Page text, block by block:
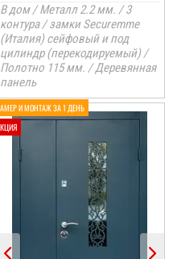
В дом / Металл 2.2 мм. / 3
контура / замки Securemme
(Италия) сейфовый и под
цилиндр (перекодируемый) /
Полотно 115 мм. / Деревянная
панель